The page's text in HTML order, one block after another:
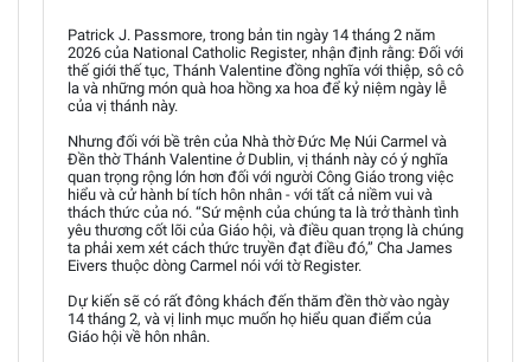
Patrick J. Passmore, trong bản tin ngày 14 tháng 2 năm
2026 của National Catholic Register, nhận định rằng: Đối với
thế giới thế tục, Thánh Valentine đồng nghĩa với thiệp, sô cô
la và những món quà hoa hồng xa hoa để kỷ niệm ngày lễ
của vị thánh này.
Nhưng đối với bề trên của Nhà thờ Đức Mẹ Núi Carmel và
Đền thờ Thánh Valentine ở Dublin, vị thánh này có ý nghĩa
quan trọng rộng lớn hơn đối với người Công Giáo trong việc
hiểu và cử hành bí tích hôn nhân - với tất cả niềm vui và
thách thức của nó. “Sứ mệnh của chúng ta là trở thành tình
yêu thương cốt lõi của Giáo hội, và điều quan trọng là chúng
ta phải xem xét cách thức truyền đạt điều đó,” Cha James
Eivers thuộc dòng Carmel nói với tờ Register.
Dự kiến sẽ có rất đông khách đến thăm đền thờ vào ngày
14 tháng 2, và vị linh mục muốn họ hiểu quan điểm của
Giáo hội về hôn nhân.